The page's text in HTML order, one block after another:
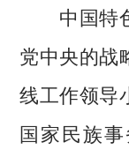
中国特色
党中央的战
线工作领导
国家民族